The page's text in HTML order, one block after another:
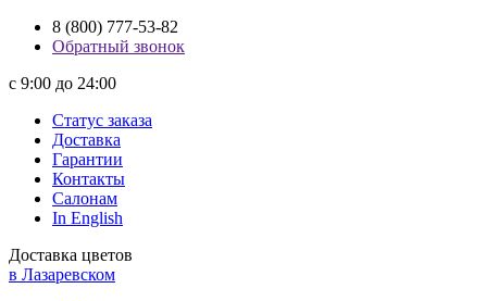
8 (800) 777-53-82
Обратный звонок
с 9:00 до 24:00
Статус заказа
Доставка
Гарантии
Контакты
Салонам
In English
Доставка цветов
в Лазаревском